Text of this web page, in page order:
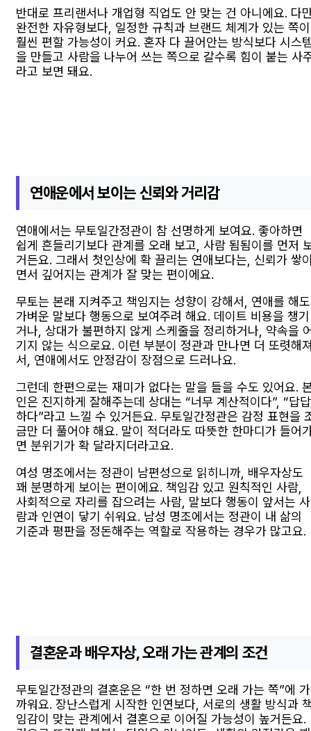
반대로 프리랜서나 개업형 직업도 안 맞는 건 아니에요. 다
완전한 자유형보다, 일정한 규칙과 브랜드 체계가 있는 쪽이
훨씬 편할 가능성이 커요. 혼자 다 끌어안는 방식보다 시스
을 만들고 사람을 나누어 쓰는 쪽으로 갈수록 힘이 붙는 사
라고 보면 돼요.
연애운에서 보이는 신뢰와 거리감
연애에서는 무토일간정관이 참 선명하게 보여요. 좋아하면
쉽게 흔들리기보다 관계를 오래 보고, 사람 됨됨이를 먼저
거든요. 그래서 첫인상에 확 끌리는 연애보다는, 신뢰가 쌓
면서 깊어지는 관계가 잘 맞는 편이에요.
무토는 본래 지켜주고 책임지는 성향이 강해서, 연애를 해도
가벼운 말보다 행동으로 보여주려 해요. 데이트 비용을 챙기
거나, 상대가 불편하지 않게 스케줄을 정리하거나, 약속을
기지 않는 식으로요. 이런 부분이 정관과 만나면 더 또렷해
서, 연애에서도 안정감이 장점으로 드러나요.
그런데 한편으로는 재미가 없다는 말을 들을 수도 있어요.
인은 진지하게 잘해주는데 상대는 “너무 계산적이다”, “답답
하다”라고 느낄 수 있거든요. 무토일간정관은 감정 표현을
금만 더 풀어야 해요. 말이 적더라도 따뜻한 한마디가 들어
면 분위기가 확 달라지더라고요.
여성 명조에서는 정관이 남편성으로 읽히니까, 배우자상도
꽤 분명하게 보이는 편이에요. 책임감 있고 원칙적인 사람,
사회적으로 자리를 잡으려는 사람, 말보다 행동이 앞서는 사
람과 인연이 닿기 쉬워요. 남성 명조에서는 정관이 내 삶의
기준과 평판을 정돈해주는 역할로 작용하는 경우가 많고요.
결혼운과 배우자상, 오래 가는 관계의 조건
무토일간정관의 결혼운은 “한 번 정하면 오래 가는 쪽”에 가
까워요. 장난스럽게 시작한 인연보다, 서로의 생활 방식과
임감이 맞는 관계에서 결혼으로 이어질 가능성이 높거든요.